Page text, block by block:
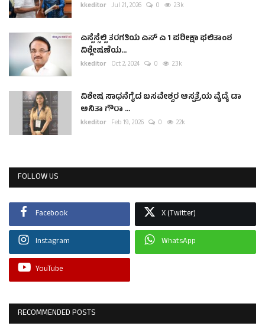
kkeditor Jul 21, 2026 0 2.3k
ಎಸ್ಸೆಸ್ಸೆಲ್ಸಿ ತರಗತಿಯ ಎಸ್ ಎ 1 ಪರೀಕ್ಷಾ ಫಲಿತಾಂಶ
ವಿಶ್ಲೇಷಣೆಯ...
kkeditor Oct 2, 2024 0 2.3k
ವಿಶೇಷ ಸಾಧನೆಗೈದ ಬಸವೇಶ್ವರ ಆಸ್ಪತ್ರೆಯ ವೈದ್ಯೆ ಡಾ
ಅನಿತಾ ಗೌರಾ ...
kkeditor Feb 19, 2026 0 2.2k
FOLLOW US
Facebook X (Twitter)
Instagram WhatsApp
YouTube
RECOMMENDED POSTS